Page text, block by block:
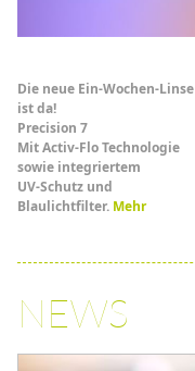
Die neue Ein-Wochen-Linse
ist da!
Precision 7
Mit Activ-Flo Technologie
sowie integriertem
UV-Schutz und
Blaulichtfilter. Mehr
NEWS